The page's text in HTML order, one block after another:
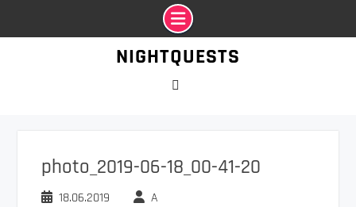
NIGHTQUESTS
photo_2019-06-18_00-41-20
18.06.2019 A